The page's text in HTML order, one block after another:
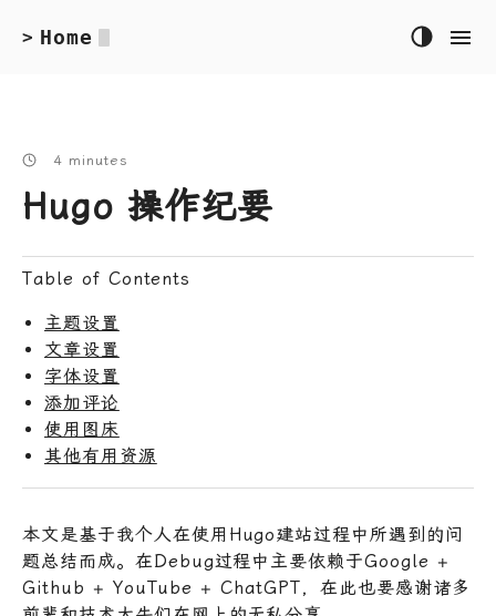
> Home
4 minutes
Hugo 操作纪要
Table of Contents
主题设置
文章设置
字体设置
添加评论
使用图床
其他有用资源
本文是基于我个人在使用Hugo建站过程中所遇到的问
题总结而成。在Debug过程中主要依赖于Google +
Github + YouTube + ChatGPT，在此也要感谢诸多